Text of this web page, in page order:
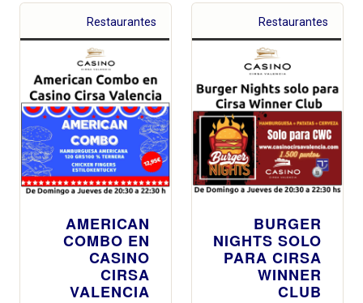
Restaurantes
AMERICAN
COMBO EN
CASINO
CIRSA
VALENCIA
Restaurantes
BURGER
NIGHTS SOLO
PARA CIRSA
WINNER
CLUB